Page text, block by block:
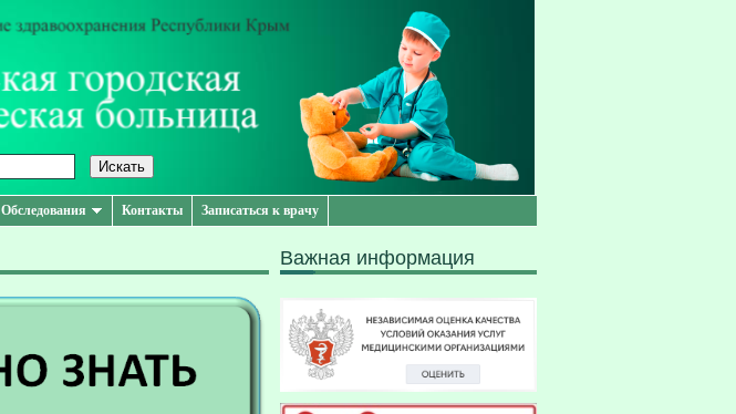
Обследования Контакты Записаться к врачу
Важная информация